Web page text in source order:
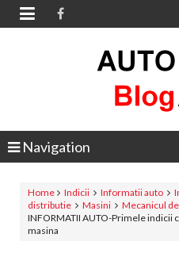

Navigation
Home Indicii Informatii auto
distributie
Masini Mecanicul de
INFORMATII AUTO-Primele indicii
masina